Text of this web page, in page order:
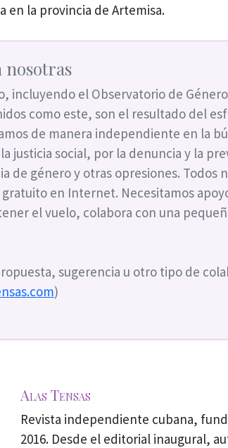
en la provincia de Artemisa.
nosotras
incluyendo el Observatorio de Género
como este, son el resultado del
de manera independiente en la
justicia social, por la denuncia y la
de género y otras opresiones. Todos
en Internet. Necesitamos
el vuelo, colabora con una
sugerencia u otro tipo de
)
Alas Tensas
Revista independiente cubana,
2016. Desde el editorial inaugural,